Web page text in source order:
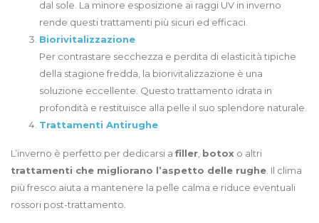
dal sole. La minore esposizione ai raggi UV in inverno
rende questi trattamenti più sicuri ed efficaci.
Biorivitalizzazione
Per contrastare secchezza e perdita di elasticità tipiche
della stagione fredda, la biorivitalizzazione è una
soluzione eccellente. Questo trattamento idrata in
profondità e restituisce alla pelle il suo splendore naturale.
Trattamenti Antirughe
L’inverno è perfetto per dedicarsi a filler botox o altri
trattamenti che migliorano l’aspetto delle rughe . Il clima
più fresco aiuta a mantenere la pelle calma e riduce eventuali
rossori post-trattamento.